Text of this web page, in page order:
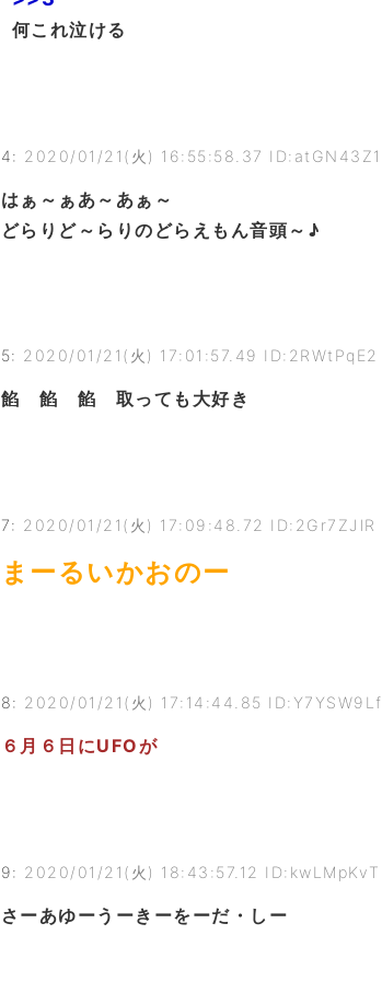
何これ泣ける
4: 2020/01/21(火) 16:55:58.37 ID:atGN43Z1
はぁ～ぁあ～あぁ～
どらりど～らりのどらえもん音頭～♪
5: 2020/01/21(火) 17:01:57.49 ID:2RWtPqE2
餡 餡 餡 取っても大好き
7: 2020/01/21(火) 17:09:48.72 ID:2Gr7ZJlR
まーるいかおのー
8: 2020/01/21(火) 17:14:44.85 ID:Y7YSW9Lf
６月６日にUFOが
9: 2020/01/21(火) 18:43:57.12 ID:kwLMpKvT
さーあゆーうーきーをーだ・しー